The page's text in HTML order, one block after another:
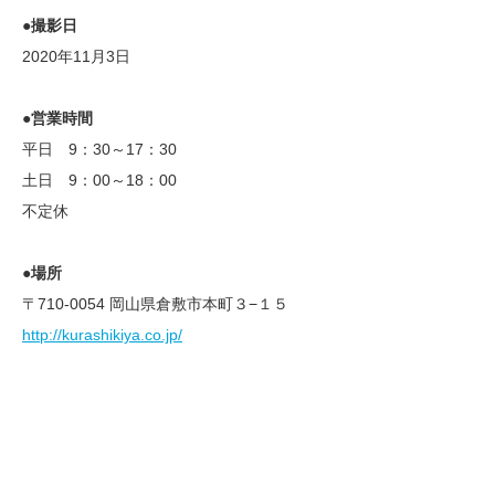
●撮影日
2020年11月3日
●営業時間
平日 9：30～17：30
土日 9：00～18：00
不定休
●場所
〒710-0054 岡山県倉敷市本町３−１５
http://kurashikiya.co.jp/